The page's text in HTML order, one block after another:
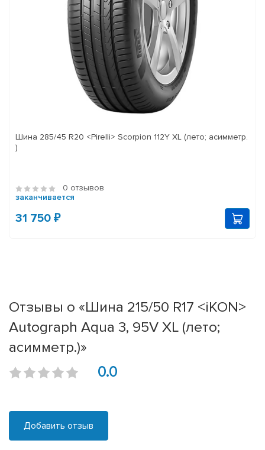
Шина 285/45 R20 <Pirelli> Scorpion 112Y XL (лето; асимметр.
)
0 отзывов
заканчивается
31 750 ₽
Отзывы о «Шина 215/50 R17 <iKON>
Autograph Aqua 3, 95V XL (лето;
асимметр.)»
0.0
Добавить отзыв